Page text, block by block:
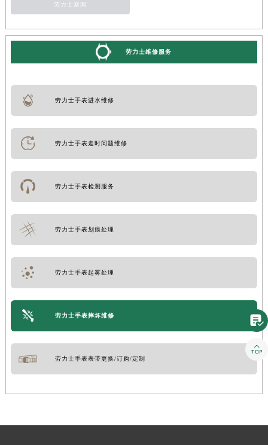
劳力士新闻
劳力士维修服务
劳力士手表进水维修
劳力士手表走时问题维修
劳力士手表检测服务
劳力士手表划痕处理
劳力士手表起雾处理
劳力士手表摔坏维修
劳力士手表表带更换/订购/定制

